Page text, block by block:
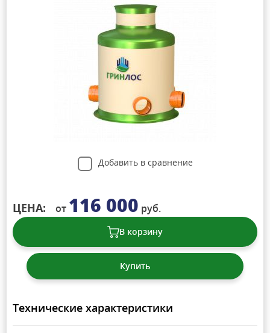
Добавить в сравнение
ЦЕНА: от 116 000 руб.
В корзину
Купить
Технические характеристики